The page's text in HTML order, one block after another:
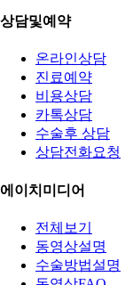
상담및예약
온라인상담
진료예약
비용상담
카톡상담
수술후 상담
상담전화요청
에이치미디어
전체보기
동영상설명
수술방법설명